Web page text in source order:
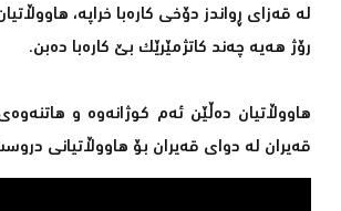
لە قەزای ڕواندز دۆخی كارەبا خراپە،
رۆژ هەیە چەند كاتژمێرێك بێ كارەبا دەبن.
هاووڵاتیان دەڵێن ئەم كوژانەوە و
قەیران لە دوای قەیران بۆ هاووڵاتیانی